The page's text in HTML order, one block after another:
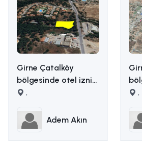
Girne Çatalköy
bölgesinde otel izni
alınmış 2173m2 satılık
ADEM AKIN
:05338314949
,
Adem Akın
,